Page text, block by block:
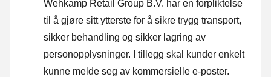
Wehkamp Retail Group B.V. har en forpliktelse
til å gjøre sitt ytterste for å sikre trygg transport,
sikker behandling og sikker lagring av
personopplysninger. I tillegg skal kunder enkelt
kunne melde seg av kommersielle e-poster.